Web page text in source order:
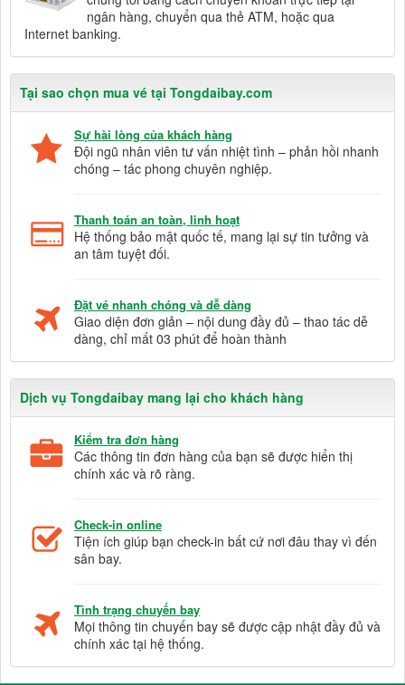
ngân hàng, chuyển qua thẻ ATM, hoặc qua
Internet banking.
Tại sao chọn mua vé tại Tongdaibay.com
Sự hài lòng của khách hàng
Đội ngũ nhân viên tư vấn nhiệt tình – phản hồi nhanh
chóng – tác phong chuyên nghiệp.
Thanh toán an toàn, linh hoạt
Hệ thống bảo mật quốc tế, mang lại sự tin tưởng và
an tâm tuyệt đối.
Đặt vé nhanh chóng và dễ dàng
Giao diện đơn giản – nội dung đầy đủ – thao tác dễ
dàng, chỉ mất 03 phút để hoàn thành
Dịch vụ Tongdaibay mang lại cho khách hàng
Kiểm tra đơn hàng
Các thông tin đơn hàng của bạn sẽ được hiển thị
chính xác và rõ ràng.
Check-in online
Tiện ích giúp bạn check-in bất cứ nơi đâu thay vì đến
sân bay.
Tình trạng chuyến bay
Mọi thông tin chuyến bay sẽ được cập nhật đầy đủ và
chính xác tại hệ thống.